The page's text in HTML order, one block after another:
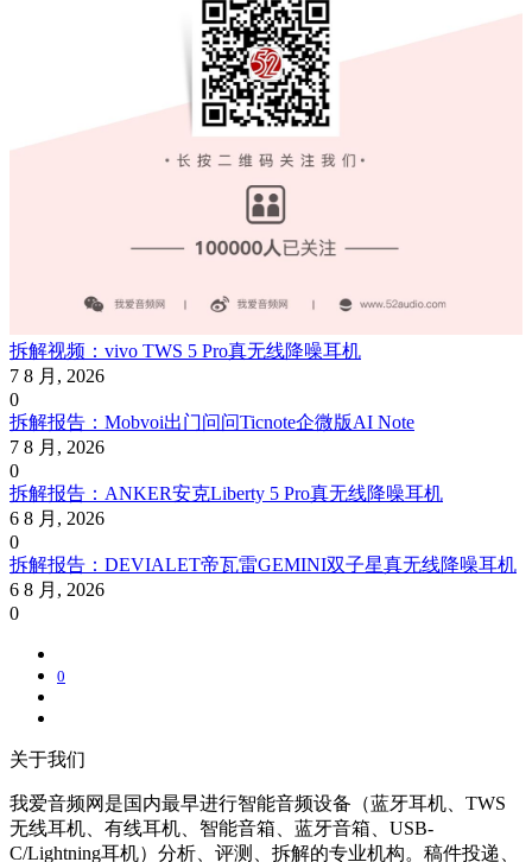
拆解视频：vivo TWS 5 Pro真无线降噪耳机
7 8 月, 2026
0
拆解报告：Mobvoi出门问问Ticnote企微版AI Note
7 8 月, 2026
0
拆解报告：ANKER安克Liberty 5 Pro真无线降噪耳机
6 8 月, 2026
0
拆解报告：DEVIALET帝瓦雷GEMINI双子星真无线降噪耳机
6 8 月, 2026
0
0
关于我们
我爱音频网是国内最早进行智能音频设备（蓝牙耳机、TWS
无线耳机、有线耳机、智能音箱、蓝牙音箱、USB-
C/Lightning耳机）分析、评测、拆解的专业机构。稿件投递、